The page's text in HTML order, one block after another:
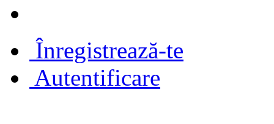
Înregistrează-te
Autentificare